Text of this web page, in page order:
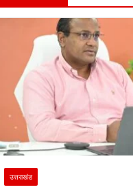
उत्तराखंड